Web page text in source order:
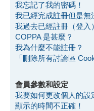
我忘記了我的密碼！
我已經完成註冊但是無
我過去已經註冊（登入
COPPA 是甚麼？
我為什麼不能註冊？
「刪除所有討論區
會員參數和設定
我要如何更改個人的設
顯示的時間不正確！